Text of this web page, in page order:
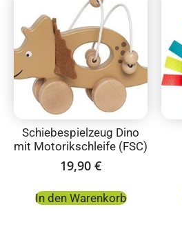
Schiebespielzeug Dino
mit Motorikschleife (FSC)
19,90 €
In den Warenkorb